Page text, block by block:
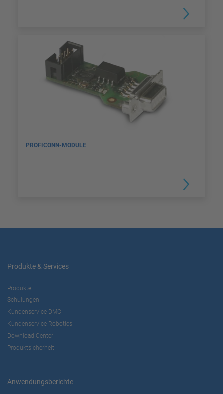
PROFICONN-MODULE
Produkte & Services
Produkte
Schulungen
Kundenservice DMC
Kundenservice Robotics
Download Center
Produktsicherheit
Anwendungsberichte